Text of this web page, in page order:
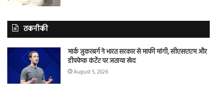
तकनीकी
मार्क जुकरबर्ग ने भारत सरकार से माफी मांगी, सीएसएएम और
डीपफेक कंटेंट पर जताया खेद
August 5, 2026